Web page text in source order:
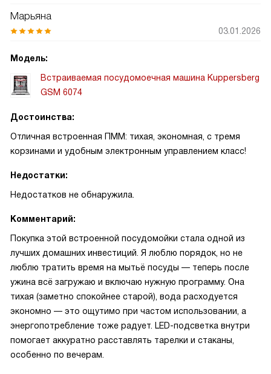
Марьяна
03.01.2026
Модель:
Встраиваемая посудомоечная машина Kuppersberg
GSM 6074
Достоинства:
Отличная встроенная ПММ: тихая, экономная, с тремя
корзинами и удобным электронным управлением класс!
Недостатки:
Недостатков не обнаружила.
Комментарий:
Покупка этой встроенной посудомойки стала одной из
лучших домашних инвестиций. Я люблю порядок, но не
люблю тратить время на мытьё посуды — теперь после
ужина всё загружаю и включаю нужную программу. Она
тихая (заметно спокойнее старой), вода расходуется
экономно — это ощутимо при частом использовании, а
энергопотребление тоже радует. LED-подсветка внутри
помогает аккуратно расставлять тарелки и стаканы,
особенно по вечерам.